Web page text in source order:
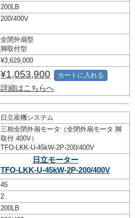
200LB
200/400V
全閉外扇型
脚取付型
¥3,629,000
¥1,053,900
詳細はこちらへ
カートに入れる
日立産機システム
三相全閉外扇モータ（全閉外扇モータ 脚
取付 400V）
TFO-LKK-U-45kW-2P-200/400V
日立モーター
TFO-LKK-U-45kW-2P-200/400V
45
2
200LB